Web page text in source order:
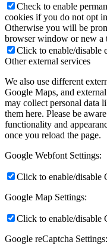
Check to enable
cookies if you do not opt
Otherwise you will be
browser window or new a
Click to enable/disable
Other external services
We also use different
Google Maps, and
may collect personal data
them here. Please be
functionality and
once you reload the page.
Google Webfont Settings:
Click to enable/disable
Google Map Settings:
Click to enable/disable
Google reCaptcha Settings: